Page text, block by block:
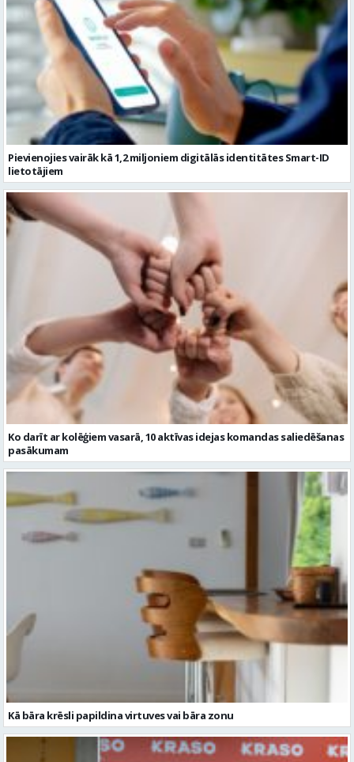
Pievienojies vairāk kā 1,2 miljoniem digitālās identitātes Smart-ID
lietotājiem
Ko darīt ar kolēģiem vasarā, 10 aktīvas idejas komandas saliedēšanas
pasākumam
Kā bāra krēsli papildina virtuves vai bāra zonu